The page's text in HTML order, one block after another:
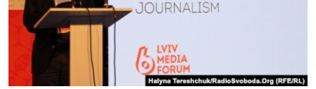
ФОТО
СПЕЦПРОЄКТИ
ПОДКАСТИ